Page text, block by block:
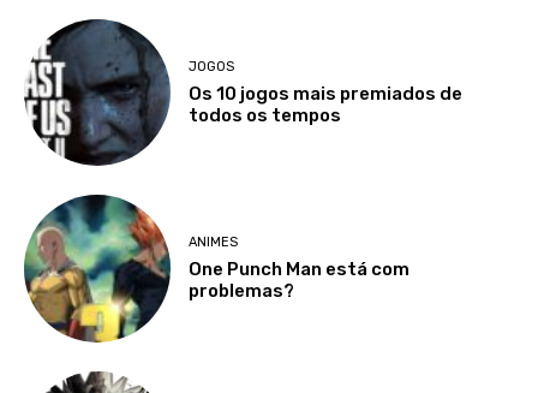
JOGOS
Os 10 jogos mais premiados de
todos os tempos
ANIMES
One Punch Man está com
problemas?